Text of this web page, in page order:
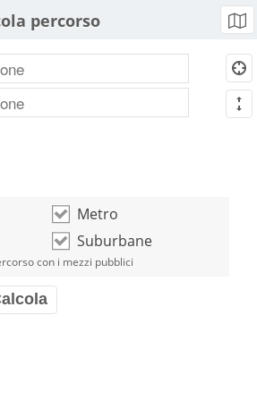
percorso b
d
m
o Metro
o Suburbane
con i mezzi pubblici